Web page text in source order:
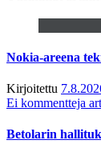
Nokia-areena
Kirjoitettu
Ei kommentteja
Betolarin